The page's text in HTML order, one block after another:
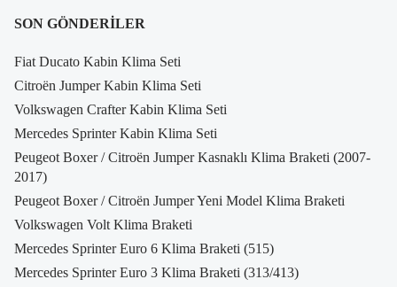
SON GÖNDERILER
Fiat Ducato Kabin Klima Seti
Citroën Jumper Kabin Klima Seti
Volkswagen Crafter Kabin Klima Seti
Mercedes Sprinter Kabin Klima Seti
Peugeot Boxer / Citroën Jumper Kasnaklı Klima Braketi (2007-
2017)
Peugeot Boxer / Citroën Jumper Yeni Model Klima Braketi
Volkswagen Volt Klima Braketi
Mercedes Sprinter Euro 6 Klima Braketi (515)
Mercedes Sprinter Euro 3 Klima Braketi (313/413)